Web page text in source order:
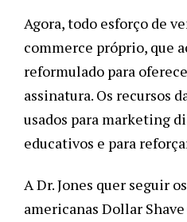
Agora, todo esforço de
commerce próprio, que
reformulado para
assinatura. Os recursos
usados para marketing
educativos e para
A Dr. Jones quer seguir
americanas Dollar Shave